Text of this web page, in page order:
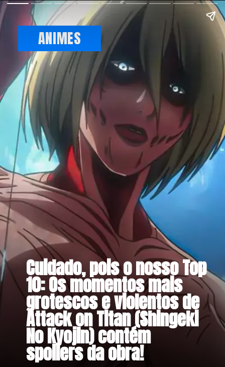
Cuidado, pois o nosso Top
10: Os momentos mais
grotescos e violentos de
Attack on Titan (Shingeki
No Kyojin) contém
spoilers da obra!
ANIMES